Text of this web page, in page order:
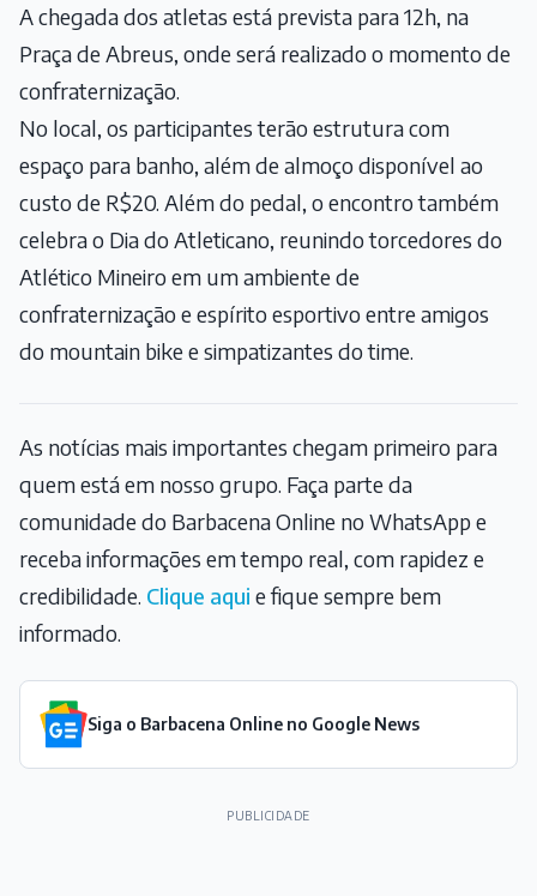
A chegada dos atletas está prevista para 12h, na
Praça de Abreus, onde será realizado o momento de
confraternização.
No local, os participantes terão estrutura com
espaço para banho, além de almoço disponível ao
custo de R$20. Além do pedal, o encontro também
celebra o Dia do Atleticano, reunindo torcedores do
Atlético Mineiro em um ambiente de
confraternização e espírito esportivo entre amigos
do mountain bike e simpatizantes do time.
As notícias mais importantes chegam primeiro para
quem está em nosso grupo. Faça parte da
comunidade do Barbacena Online no WhatsApp e
receba informações em tempo real, com rapidez e
credibilidade. Clique aqui e fique sempre bem
informado.
Siga o Barbacena Online no Google News
PUBLICIDADE